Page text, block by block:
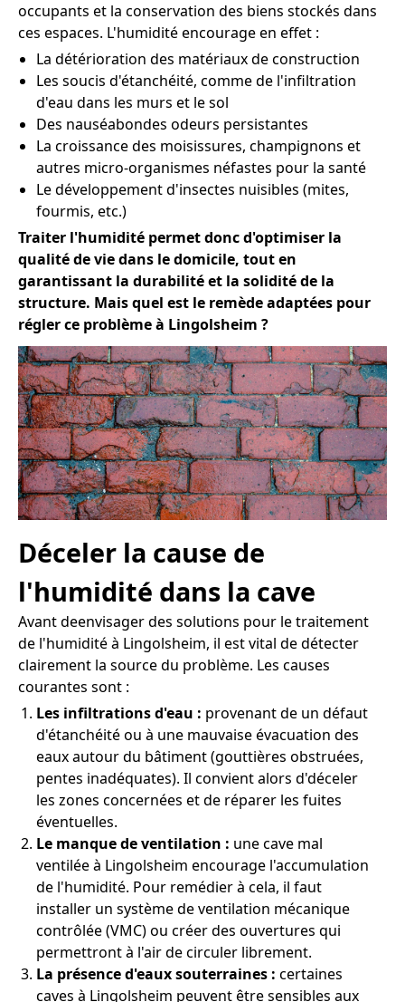
occupants et la conservation des biens stockés dans
ces espaces. L'humidité encourage en effet :
La détérioration des matériaux de construction
Les soucis d'étanchéité, comme de l'infiltration
d'eau dans les murs et le sol
Des nauséabondes odeurs persistantes
La croissance des moisissures, champignons et
autres micro-organismes néfastes pour la santé
Le développement d'insectes nuisibles (mites,
fourmis, etc.)
Traiter l'humidité permet donc d'optimiser la
qualité de vie dans le domicile, tout en
garantissant la durabilité et la solidité de la
structure. Mais quel est le remède adaptées pour
régler ce problème à Lingolsheim ?
Déceler la cause de
l'humidité dans la cave
Avant deenvisager des solutions pour le traitement
de l'humidité à Lingolsheim, il est vital de détecter
clairement la source du problème. Les causes
courantes sont :
Les infiltrations d'eau : provenant de un défaut
d'étanchéité ou à une mauvaise évacuation des
eaux autour du bâtiment (gouttières obstruées,
pentes inadéquates). Il convient alors d'déceler
les zones concernées et de réparer les fuites
éventuelles.
Le manque de ventilation : une cave mal
ventilée à Lingolsheim encourage l'accumulation
de l'humidité. Pour remédier à cela, il faut
installer un système de ventilation mécanique
contrôlée (VMC) ou créer des ouvertures qui
permettront à l'air de circuler librement.
La présence d'eaux souterraines : certaines
caves à Lingolsheim peuvent être sensibles aux